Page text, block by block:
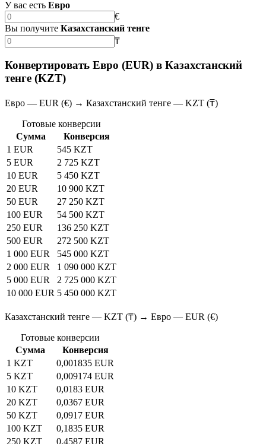
У вас есть Евро
€
Вы получите Казахстанский тенге
₸
Конвертировать Евро (EUR) в Казахстанский
тенге (KZT)
Евро — EUR (€) → Казахстанский тенге — KZT (₸)
Готовые конверсии
Сумма
Конверсия
1 EUR
545 KZT
5 EUR
2 725 KZT
10 EUR
5 450 KZT
20 EUR
10 900 KZT
50 EUR
27 250 KZT
100 EUR
54 500 KZT
250 EUR
136 250 KZT
500 EUR
272 500 KZT
1 000 EUR
545 000 KZT
2 000 EUR
1 090 000 KZT
5 000 EUR
2 725 000 KZT
10 000 EUR 5 450 000 KZT
Казахстанский тенге — KZT (₸) → Евро — EUR (€)
Готовые конверсии
Сумма
Конверсия
1 KZT
0,001835 EUR
5 KZT
0,009174 EUR
10 KZT
0,0183 EUR
20 KZT
0,0367 EUR
50 KZT
0,0917 EUR
100 KZT
0,1835 EUR
250 KZT
0,4587 EUR